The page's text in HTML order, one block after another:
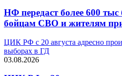
НФ передаст более 600 тыс
бойцам СВО и жителям
ЦИК РФ с 20 августа адресно
выборах в ГД
03.08.2026